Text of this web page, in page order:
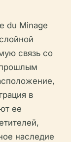
du Minage
связь со
в
ее
наследие